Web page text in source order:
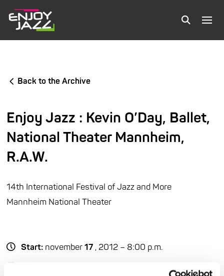
Back to the Archive
Enjoy Jazz : Kevin O’Day, Ballet,
National Theater Mannheim,
R.A.W.
14th International Festival of Jazz and More
Mannheim National Theater
Start: november17, 2012 – 8:00 p.m.
, 2012 – 8:00 p.m.